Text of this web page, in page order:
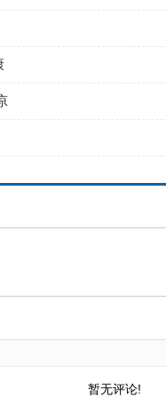
暂无评论!